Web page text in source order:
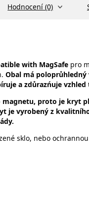
Hodnocení (0)
with MagSafe pro
Obal má
a zdůrazńuje vzhled
magnetu, proto je kryt
je vyrobený z
sklo, nebo